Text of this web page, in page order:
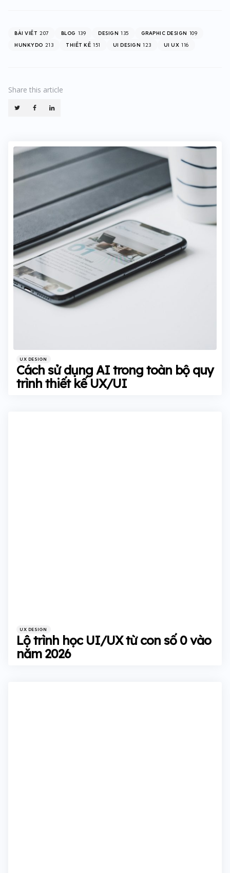
BÀI VIẾT 207 BLOG 139 DESIGN 135 GRAPHIC DESIGN 109
HUNKYDO 213 THIẾT KẾ 151 UI DESIGN 123 UI UX 116
Share this article
Categories
Posted
in
UX DESIGN
Cách sử dụng AI trong toàn bộ quy
trình thiết kế UX/UI
Categories
Posted
in
UX DESIGN
Lộ trình học UI/UX từ con số 0 vào
năm 2026